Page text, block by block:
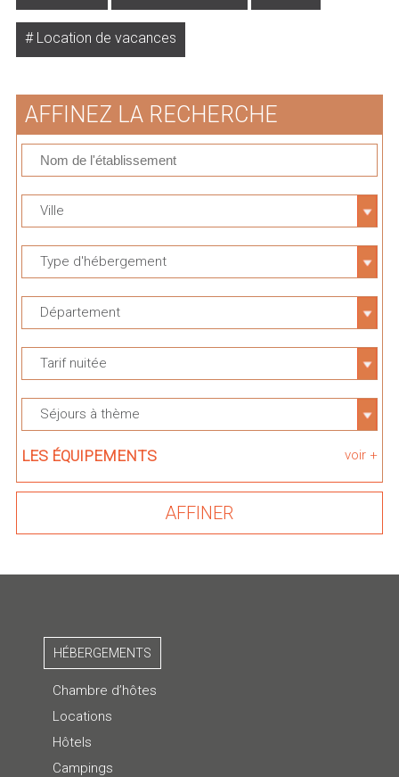
Location de vacances
AFFINEZ LA RECHERCHE
Ville
Type d'hébergement
Département
Tarif nuitée
Séjours à thème
LES ÉQUIPEMENTS voir +
HÉBERGEMENTS
Chambre d’hôtes
Locations
Hôtels
Campings